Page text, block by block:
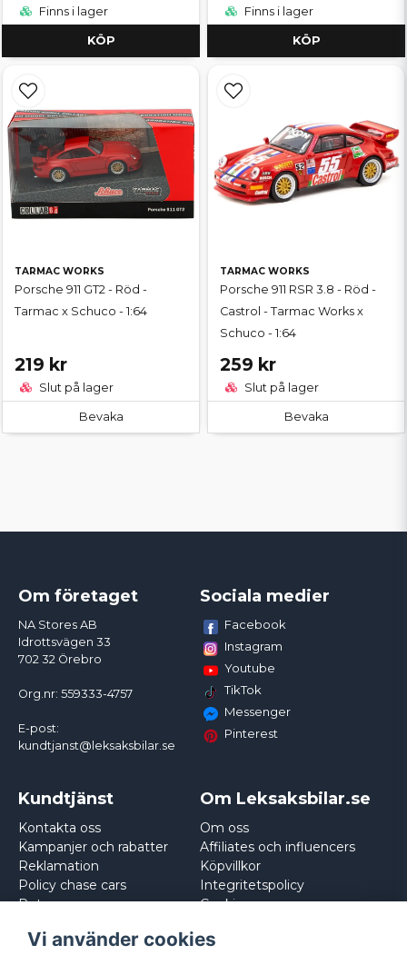
Finns i lager
KÖP
Finns i lager
KÖP
TARMAC WORKS
Porsche 911 GT2 - Röd -
Tarmac x Schuco - 1:64
219 kr
Slut på lager
Bevaka
TARMAC WORKS
Porsche 911 RSR 3.8 - Röd -
Castrol - Tarmac Works x
Schuco - 1:64
259 kr
Slut på lager
Bevaka
Om företaget
NA Stores AB
Idrottsvägen 33
702 32 Örebro
Org.nr: 559333-4757
E-post:
kundtjanst@leksaksbilar.se
Sociala medier
Facebook
Instagram
Youtube
TikTok
Messenger
Pinterest
Kundtjänst
Kontakta oss
Kampanjer och rabatter
Reklamation
Policy chase cars
Returnera
Om Leksaksbilar.se
Om oss
Affiliates och influencers
Köpvillkor
Integritetspolicy
Cookies
Vi använder cookies